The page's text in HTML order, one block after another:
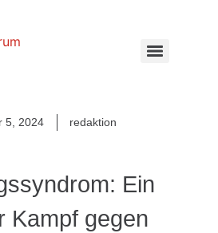
5, 2024 redaktion
Ein
Kampf gegen